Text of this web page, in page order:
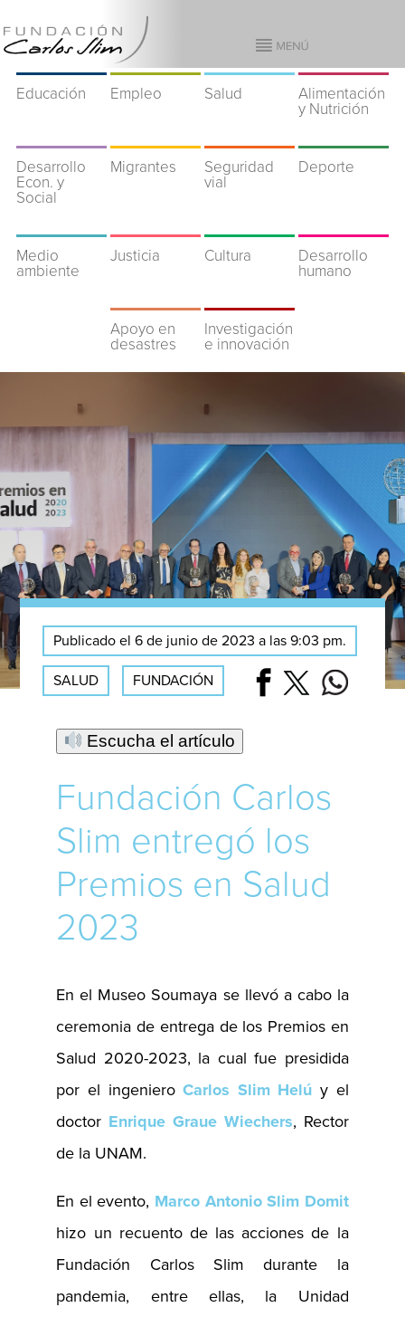
Educación Empleo Salud
Alimentación
y Nutrición
Desarrollo
Econ. y
Social
Migrantes
Seguridad
vial
Deporte
Medio
ambiente
Justicia Cultura
Desarrollo
humano
Apoyo en
desastres
Investigación
e innovación
Publicado el 6 de junio de 2023 a las 9:03 pm.
SALUD FUNDACIÓN
Escucha el artículo
Fundación Carlos
Slim entregó los
Premios en Salud
2023
En el Museo Soumaya se llevó a cabo la
ceremonia de entrega de los Premios en
Salud 2020-2023, la cual fue presidida
por el ingenieroCarlos Slim Helú y el
doctor Enrique Graue Wiechers, Rector
de la UNAM.
En el evento, Marco Antonio Slim Domit
hizo un recuento de las acciones de la
Fundación Carlos Slim durante la
pandemia, entre ellas, la Unidad